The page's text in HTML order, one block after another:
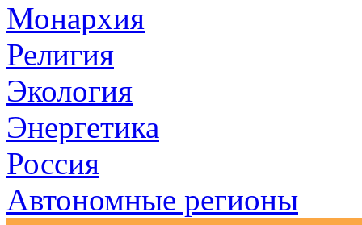
Монархия
Религия
Экология
Энергетика
Россия
Автономные регионы